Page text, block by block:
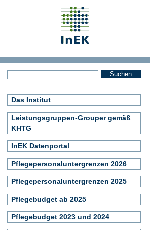
Das Institut
Leistungsgruppen-Grouper gemäß
KHTG
InEK Datenportal
Pflegepersonaluntergrenzen 2026
Pflegepersonaluntergrenzen 2025
Pflegebudget ab 2025
Pflegebudget 2023 und 2024